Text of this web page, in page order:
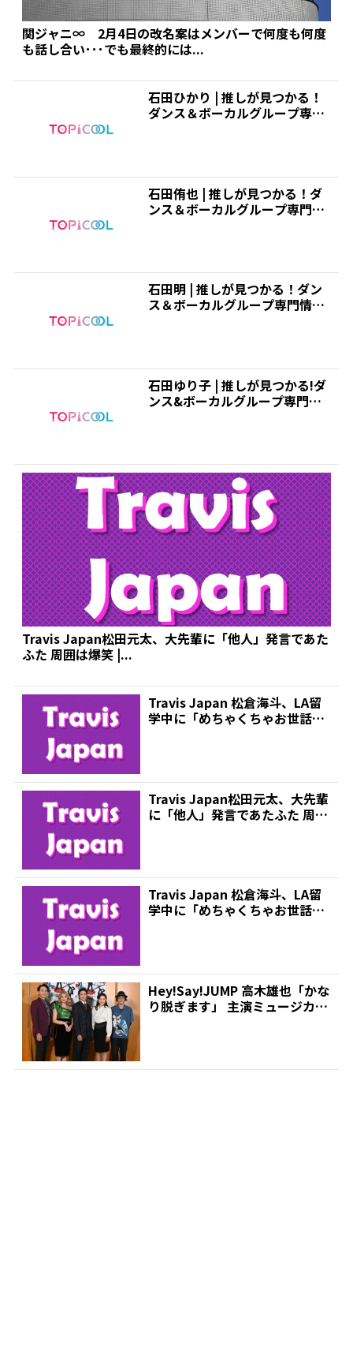
関ジャニ∞ 2月4日の改名案はメンバーで何度も何度
も話し合い･･･でも最終的には...
石田ひかり | 推しが見つかる！
ダンス＆ボーカルグループ専門
石田侑也 | 推しが見つかる！ダ
ンス＆ボーカルグループ専門情
石田明 | 推しが見つかる！ダン
ス＆ボーカルグループ専門情報
石田ゆり子 | 推しが見つかる!ダ
ンス&ボーカルグループ専門情
Travis Japan松田元太、大先輩に「他人」発言であた
ふた 周囲は爆笑 |...
Travis Japan 松倉海斗、LA留
学中に「めちゃくちゃお世話
Travis Japan松田元太、大先輩
に「他人」発言であたふた 周囲
Travis Japan 松倉海斗、LA留
学中に「めちゃくちゃお世話
Hey!Say!JUMP 高木雄也「かな
り脱ぎます」 主演ミュージカル